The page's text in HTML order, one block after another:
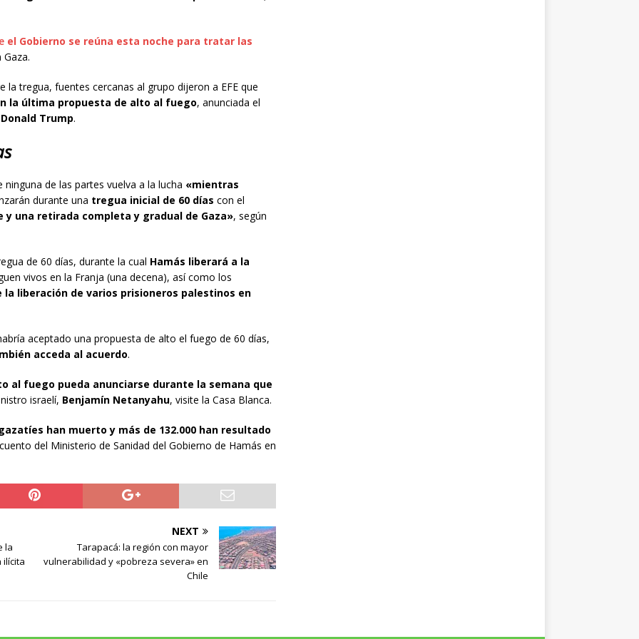
el Gobierno se reúna esta noche para tratar las
la tregua, fuentes cercanas al grupo dijeron a EFE que
la última propuesta de alto al fuego, anunciada el
Donald Trump.
de las partes vuelva a la lucha «mientras
durante una tregua inicial de 60 días con el
una retirada completa y gradual de Gaza», según
de 60 días, durante la cual Hamás liberará a la
vivos en la Franja (una decena), así como los
la liberación de varios prisioneros palestinos en
aceptado una propuesta de alto el fuego de 60 días,
acceda al acuerdo.
al fuego pueda anunciarse durante la semana que
israelí, Benjamín Netanyahu, visite la Casa Blanca.
han muerto y más de 132.000 han resultado
del Ministerio de Sanidad del Gobierno de Hamás en
la
ilícita
NEXT
Tarapacá: la región con mayor
vulnerabilidad y «pobreza severa» en
Chile